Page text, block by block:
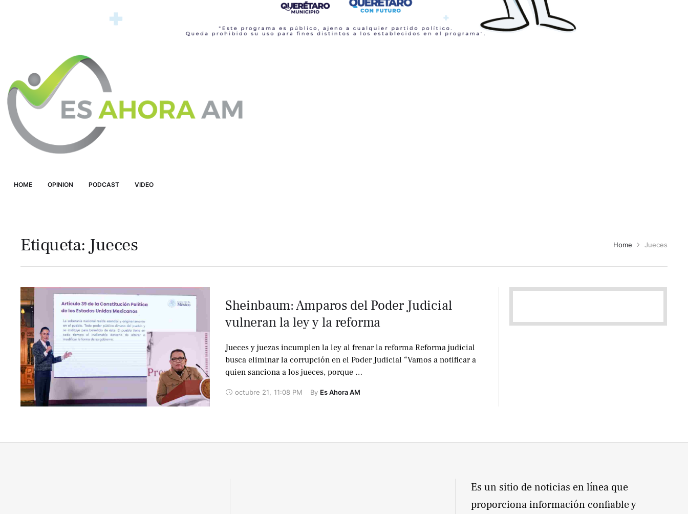
HOME OPINION PODCAST VIDEO
Etiqueta: Jueces Home Jueces
Sheinbaum: Amparos del Poder Judicial
vulneran la ley y la reforma
Jueces y juezas incumplen la ley al frenar la reforma Reforma judicial
busca eliminar la corrupción en el Poder Judicial “Vamos a notificar a
quien sanciona a los jueces, porque …
octubre 21 11:08 PM By Es Ahora AM
Es un sitio de noticias en línea que
proporciona información confiable y